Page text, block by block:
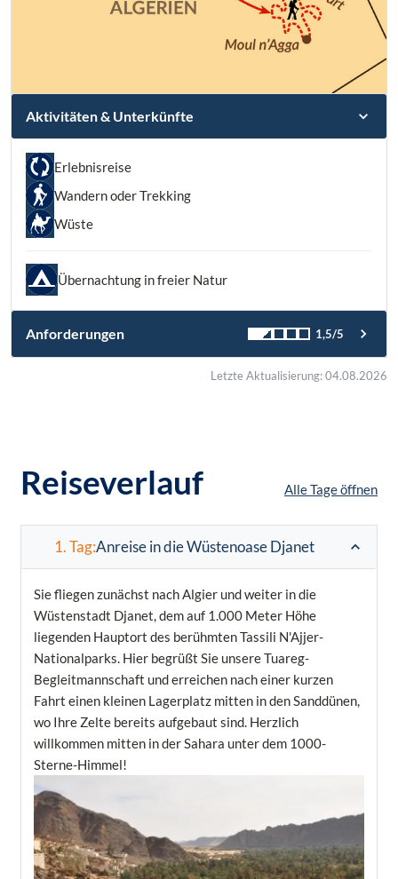
Aktivitäten & Unterkünfte
Erlebnisreise
Wandern oder Trekking
Wüste
Übernachtung in freier Natur
Anforderungen 1,5/5
Letzte Aktualisierung: 04.08.2026
Reiseverlauf Alle Tage öffnen
1. Tag:Anreise in die Wüstenoase Djanet
Sie fliegen zunächst nach Algier und weiter in die
Wüstenstadt Djanet, dem auf 1.000 Meter Höhe
liegenden Hauptort des berühmten Tassili N'Ajjer-
Nationalparks. Hier begrüßt Sie unsere Tuareg-
Begleitmannschaft und erreichen nach einer kurzen
Fahrt einen kleinen Lagerplatz mitten in den Sanddünen,
wo Ihre Zelte bereits aufgebaut sind. Herzlich
willkommen mitten in der Sahara unter dem 1000-
Sterne-Himmel!